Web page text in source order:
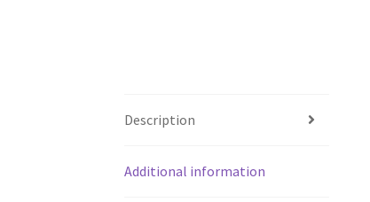
Description
Additional information